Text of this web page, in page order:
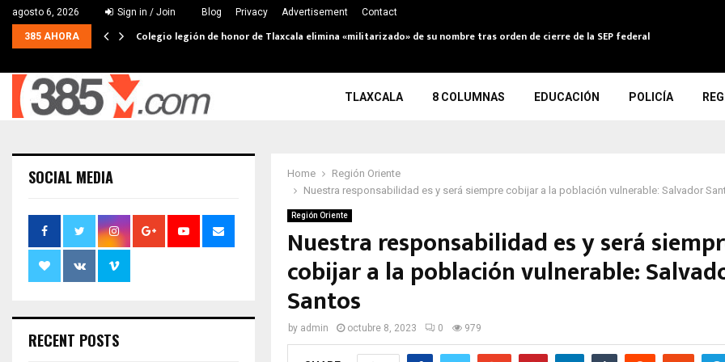
agosto 6, 2026 Sign in / Join Blog Privacy Advertisement Contact
385 AHORA Colegio legión de honor de Tlaxcala elimina «militarizado» de su nombre tras orden de cierre de la SEP federal
TLAXCALA 8 COLUMNAS EDUCACIÓN POLICÍA
Home
Región Oriente
Nuestra responsabilidad es y será siempre cobijar a la población vulnerable: Salvador
Región Oriente
Nuestra responsabilidad es y será
cobijar a la población vulnerable:
Santos
by admin octubre 8, 2023 0 979
SOCIAL MEDIA
RECENT POSTS